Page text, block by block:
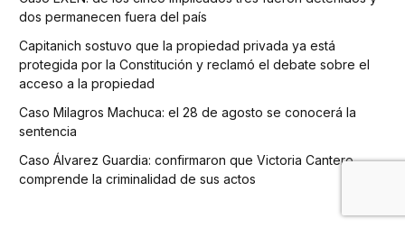
dos permanecen fuera del país
Capitanich sostuvo que la propiedad privada ya está
protegida por la Constitución y reclamó el debate sobre el
acceso a la propiedad
Caso Milagros Machuca: el 28 de agosto se conocerá la
sentencia
Caso Álvarez Guardia: confirmaron que Victoria Cantero
comprende la criminalidad de sus actos